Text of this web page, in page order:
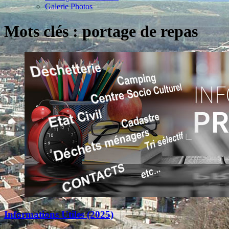
Galerie Photos
Mots clés : portage de repas
Informations Utiles (2025)